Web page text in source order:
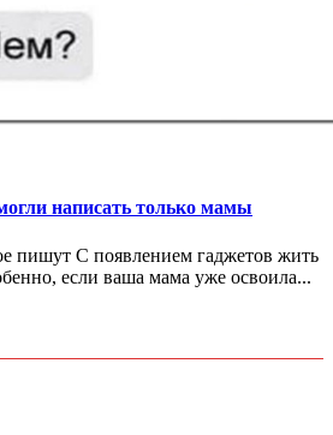
написать только мамы
пишут С появлением гаджетов жить
если ваша мама уже освоила...